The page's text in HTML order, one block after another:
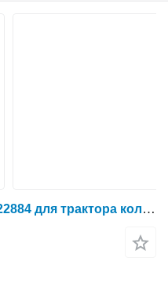
Распредвал John Deere R522884 для трактора колесного John Deere 7250R, 7270R, 7290R, и др